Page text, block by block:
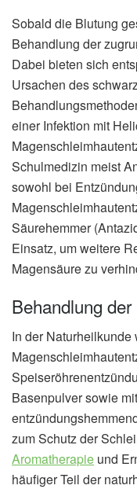
Sobald die Blutung
Behandlung der
Dabei bieten sich
Ursachen des
einer Infektion mit
Schulmedizin meist
sowohl bei
Säurehemmer
Einsatz, um weitere
Magensäure zu
Behandlung
In der Naturheilkunde
Basenpulver sowie
zum Schutz der
Aromatherapie und
häufiger Teil der